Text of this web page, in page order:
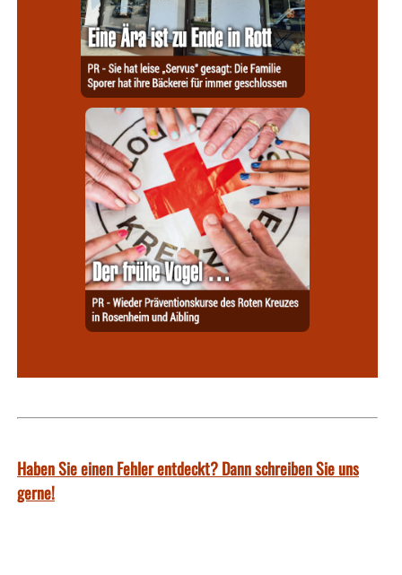
Haben Sie einen Fehler entdeckt? Dann schreiben Sie uns
gerne!